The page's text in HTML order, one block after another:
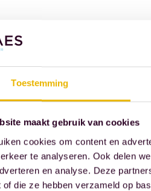
Toestemming
maakt gebruik van cookies
cookies om content en
te analyseren. Ook delen
en analyse. Deze
of die ze hebben verzameld op